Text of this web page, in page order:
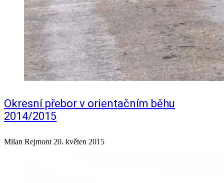
Okresní přebor v orientačním běhu
2014/2015
Milan Rejmont 20. květen 2015